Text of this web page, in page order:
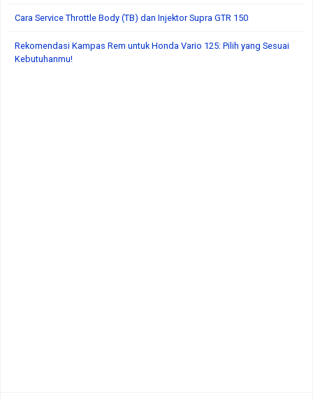
Cara Service Throttle Body (TB) dan Injektor Supra GTR 150
Rekomendasi Kampas Rem untuk Honda Vario 125: Pilih yang Sesuai
Kebutuhanmu!